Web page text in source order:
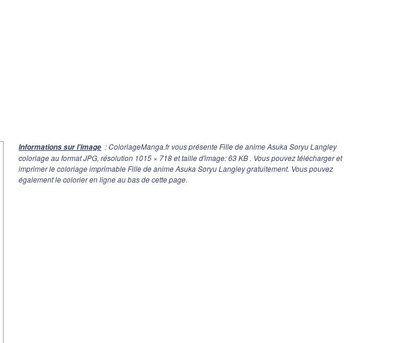
Informations sur l'image : ColoriageManga.fr vous présente Fille de anime Asuka Soryu Langley
coloriage au format JPG, résolution 1015 × 718et taille d'image: 63 KB . Vous pouvez télécharger et
imprimer le coloriage imprimable Fille de anime Asuka Soryu Langley gratuitement. Vous pouvez
également le colorier en ligne au bas de cette page.